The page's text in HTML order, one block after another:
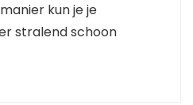
kun je je
stralend schoon